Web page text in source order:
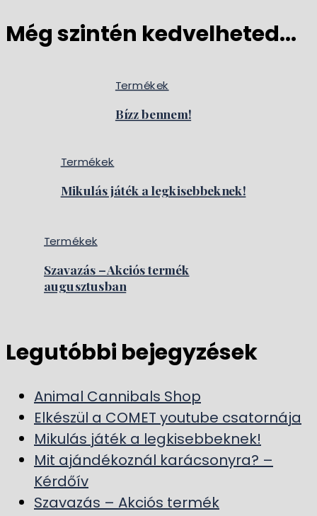
Még szintén kedvelheted...
Termékek
Bízz bennem!
Termékek
Mikulás játék a legkisebbeknek!
Termékek
Szavazás – Akciós termék
augusztusban
Legutóbbi bejegyzések
Animal Cannibals Shop
Elkészül a COMET youtube csatornája
Mikulás játék a legkisebbeknek!
Mit ajándékoznál karácsonyra? –
Kérdőív
Szavazás – Akciós termék